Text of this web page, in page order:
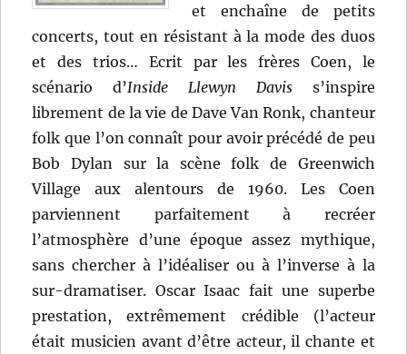
et enchaîne de petits
concerts, tout en résistant à la mode des duos
et des trios… Ecrit par les frères Coen, le
scénario d’Inside Llewyn Daviss’inspire
librement de la vie de Dave Van Ronk, chanteur
folk que l’on connaît pour avoir précédé de peu
Bob Dylan sur la scène folk de Greenwich
Village aux alentours de 1960. Les Coen
parviennent parfaitement à recréer
l’atmosphère d’une époque assez mythique,
sans chercher à l’idéaliser ou à l’inverse à la
sur-dramatiser. Oscar Isaac fait une superbe
prestation, extrêmement crédible (l’acteur
était musicien avant d’être acteur, il chante et